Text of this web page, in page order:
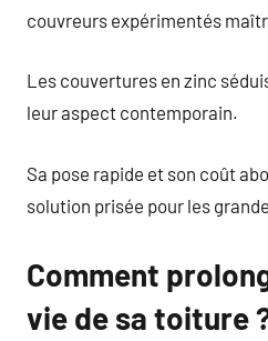
couvreurs expérimentés
Les couvertures en zinc
leur aspect contemporain.
Sa pose rapide et son coût
solution prisée pour les
Comment
vie de sa toiture